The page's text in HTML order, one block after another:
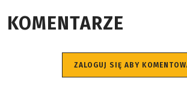
KOMENTARZE
ZALOGUJ SIĘ ABY